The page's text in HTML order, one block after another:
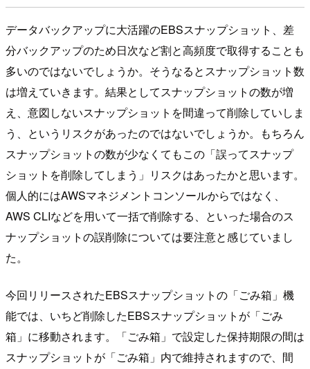
データバックアップに大活躍のEBSスナップショット、差
分バックアップのため日次など割と高頻度で取得することも
多いのではないでしょうか。そうなるとスナップショット数
は増えていきます。結果としてスナップショットの数が増
え、意図しないスナップショットを間違って削除していしま
う、というリスクがあったのではないでしょうか。もちろん
スナップショットの数が少なくてもこの「誤ってスナップ
ショットを削除してしまう」リスクはあったかと思います。
個人的にはAWSマネジメントコンソールからではなく、
AWS CLIなどを用いて一括で削除する、といった場合のス
ナップショットの誤削除については要注意と感じていまし
た。
今回リリースされたEBSスナップショットの「ごみ箱」機
能では、いちど削除したEBSスナップショットが「ごみ
箱」に移動されます。「ごみ箱」で設定した保持期限の間は
スナップショットが「ごみ箱」内で維持されますので、間